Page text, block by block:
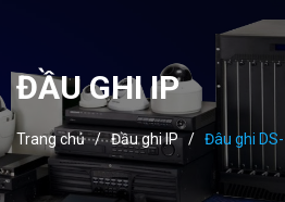
ĐẦU GHI IP
Trang chủ / Đầu ghi IP / Đâu ghi